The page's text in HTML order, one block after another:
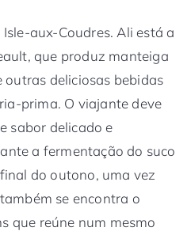
aux-Coudres. Ali está a
que produz manteiga
outras deliciosas bebidas
prima. O viajante deve
sabor delicado e
a fermentação do suco
do outono, uma vez
se encontra o
que reúne num mesmo